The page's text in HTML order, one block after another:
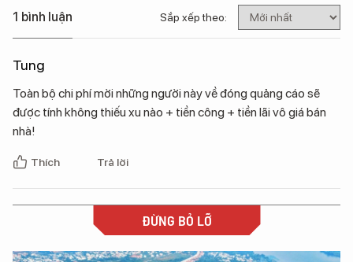
1 bình luận Sắp xếp theo:
Tung
Toàn bộ chi phí mời những người này về đóng quảng cáo sẽ
được tính không thiếu xu nào + tiền công + tiền lãi vô giá bán
nhà!
Thích Trả lời
ĐỪNG BỎ LỠ